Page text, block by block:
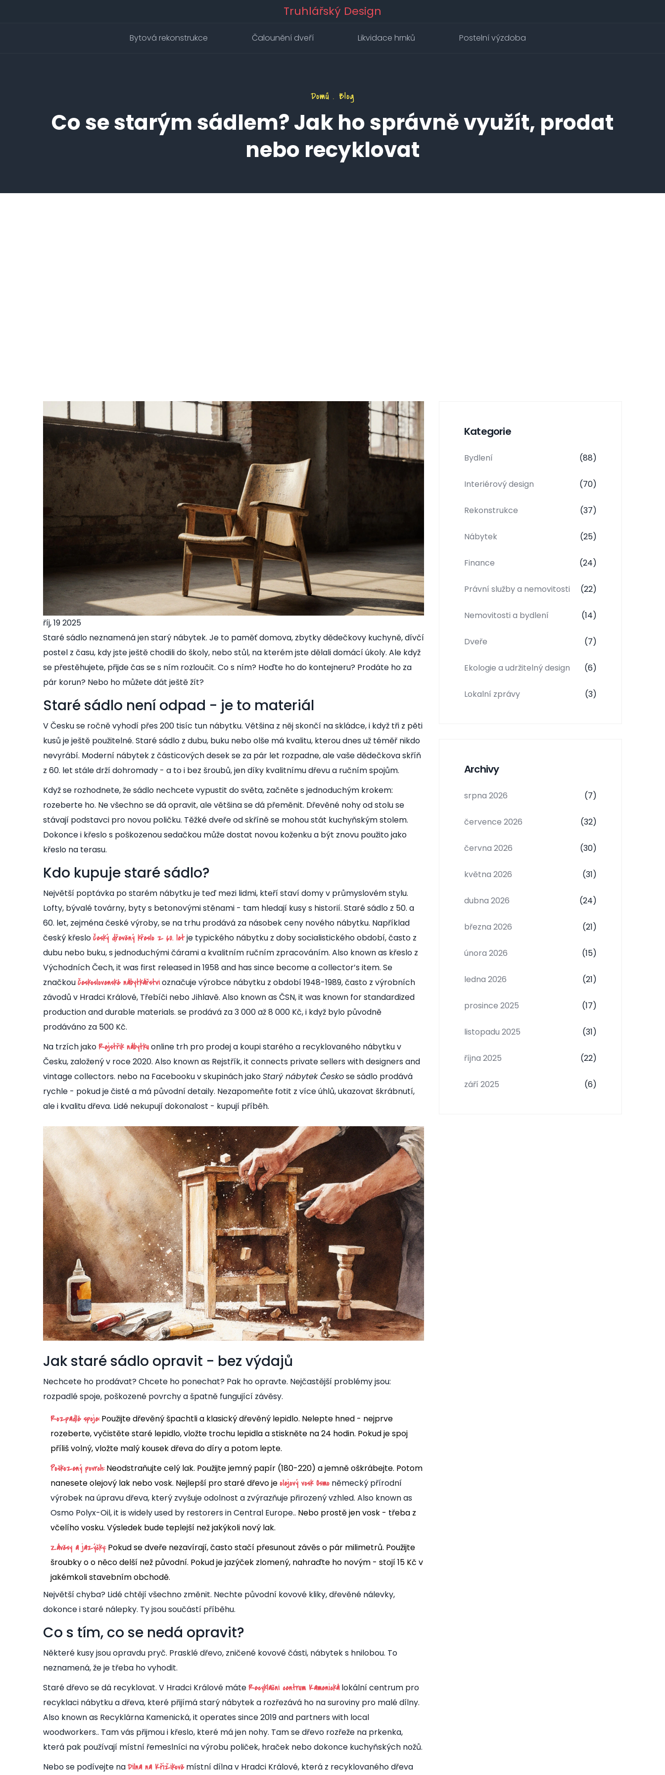
Truhlářský Design
Bytová rekonstrukce Čalounění dveří Likvidace hrnků Postelní výzdoba
Domů Blog
Co se starým sádlem? Jak ho správně využít, prodat
nebo recyklovat
říj, 19 2025
Staré sádlo neznamená jen starý nábytek. Je to paměť domova, zbytky dědečkovy kuchyně, dívčí
postel z času, kdy jste ještě chodili do školy, nebo stůl, na kterém jste dělali domácí úkoly. Ale když
se přestěhujete, přijde čas se s ním rozloučit. Co s ním? Hoďte ho do kontejneru? Prodáte ho za
pár korun? Nebo ho můžete dát ještě žít?
Staré sádlo není odpad - je to materiál
V Česku se ročně vyhodí přes 200 tisíc tun nábytku. Většina z něj skončí na skládce, i když tři z pěti
kusů je ještě použitelné. Staré sádlo z dubu, buku nebo olše má kvalitu, kterou dnes už téměř nikdo
nevyrábí. Moderní nábytek z částicových desek se za pár let rozpadne, ale vaše dědečkova skříň
z 60. let stále drží dohromady - a to i bez šroubů, jen díky kvalitnímu dřevu a ručním spojům.
Když se rozhodnete, že sádlo nechcete vypustit do světa, začněte s jednoduchým krokem:
rozeberte ho. Ne všechno se dá opravit, ale většina se dá přeměnit. Dřevěné nohy od stolu se
stávají podstavci pro novou poličku. Těžké dveře od skříně se mohou stát kuchyňským stolem.
Dokonce i křeslo s poškozenou sedačkou může dostat novou koženku a být znovu použito jako
křeslo na terasu.
Kdo kupuje staré sádlo?
Největší poptávka po starém nábytku je teď mezi lidmi, kteří staví domy v průmyslovém stylu.
Lofty, bývalé továrny, byty s betonovými stěnami - tam hledají kusy s historií. Staré sádlo z 50. a
60. let, zejména české výroby, se na trhu prodává za násobek ceny nového nábytku. Například
český křesloČeský dřevěný křeslo z 60. letje typického nábytku z doby socialistického období, často z
dubu nebo buku, s jednoduchými čárami a kvalitním ručním zpracováním. Also known as křeslo z
Východních Čech, it was first released in 1958 and has since become a collector’s item. Se
značkouČeskoslovenské nábytkářstvíoznačuje výrobce nábytku z období 1948-1989, často z výrobních
závodů v Hradci Králové, Třebíči nebo Jihlavě. Also known asČSN, it was known for standardized
production and durable materials. se prodává za 3 000 až 8 000 Kč, i když bylo původně
prodáváno za 500 Kč.
Na trzích jakoRejstřík nábytkuonline trh pro prodej a koupi starého a recyklovaného nábytku v
Česku, založený v roce 2020. Also known as Rejstřík, it connects private sellers with designers and
vintage collectors. nebo na Facebooku v skupinách jakoStarý nábytek Českose sádlo prodává
rychle - pokud je čisté a má původní detaily. Nezapomeňte fotit z více úhlů, ukazovat škrábnutí,
ale i kvalitu dřeva. Lidé nekupují dokonalost - kupují příběh.
Jak staré sádlo opravit - bez výdajů
Nechcete ho prodávat? Chcete ho ponechat? Pak ho opravte. Nejčastější problémy jsou:
rozpadlé spoje, poškozené povrchy a špatně fungující závěsy.
Rozpadlé spoje:Použijte dřevěný špachtli a klasický dřevěný lepidlo. Nelepte hned - nejprve
rozeberte, vyčistěte staré lepidlo, vložte trochu lepidla a stiskněte na 24 hodin. Pokud je spoj
příliš volný, vložte malý kousek dřeva do díry a potom lepte.
Poškozený povrch:Neodstraňujte celý lak. Použijte jemný papír (180-220) a jemně oškrábejte. Potom
nanesete olejový lak nebo vosk. Nejlepší pro staré dřevo jeolejový vosk Osmo německý přírodní
výrobek na úpravu dřeva, který zvyšuje odolnost a zvýrazňuje přirozený vzhled. Also known as
Osmo Polyx-Oil, it is widely used by restorers in Central Europe.. Nebo prostě jen vosk - třeba z
včelího vosku. Výsledek bude teplejší než jakýkoli nový lak.
Závěsy a jazýčky:Pokud se dveře nezavírají, často stačí přesunout závěs o pár milimetrů. Použijte
šroubky o o něco delší než původní. Pokud je jazýček zlomený, nahraďte ho novým - stojí 15 Kč v
jakémkoli stavebním obchodě.
Největší chyba? Lidé chtějí všechno změnit. Nechte původní kovové kliky, dřevěné nálevky,
dokonce i staré nálepky. Ty jsou součástí příběhu.
Co s tím, co se nedá opravit?
Některé kusy jsou opravdu pryč. Prasklé dřevo, zničené kovové části, nábytek s hnilobou. To
neznamená, že je třeba ho vyhodit.
Staré dřevo se dá recyklovat. V Hradci Králové máteRecyklační centrum Kamenická lokální centrum pro
recyklaci nábytku a dřeva, které přijímá starý nábytek a rozřezává ho na suroviny pro malé dílny.
Also known as Recyklárna Kamenická, it operates since 2019 and partners with local
woodworkers.. Tam vás přijmou i křeslo, které má jen nohy. Tam se dřevo rozřeže na prkenka,
která pak používají místní řemeslníci na výrobu poliček, hraček nebo dokonce kuchyňských nožů.
Nebo se podívejte naDílna na Křižíkově místní dílna v Hradci Králové, která z recyklovaného dřeva
Kategorie
Bydlení (88)
Interiérový design (70)
Rekonstrukce (37)
Nábytek (25)
Finance (24)
Právní služby a nemovitosti (22)
Nemovitosti a bydlení (14)
Dveře (7)
Ekologie a udržitelný design (6)
Lokalní zprávy (3)
Archivy
srpna 2026 (7)
července 2026 (32)
června 2026 (30)
května 2026 (31)
dubna 2026 (24)
března 2026 (21)
února 2026 (15)
ledna 2026 (21)
prosince 2025 (17)
listopadu 2025 (31)
října 2025 (22)
září 2025 (6)